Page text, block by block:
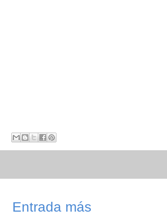
Entrada más